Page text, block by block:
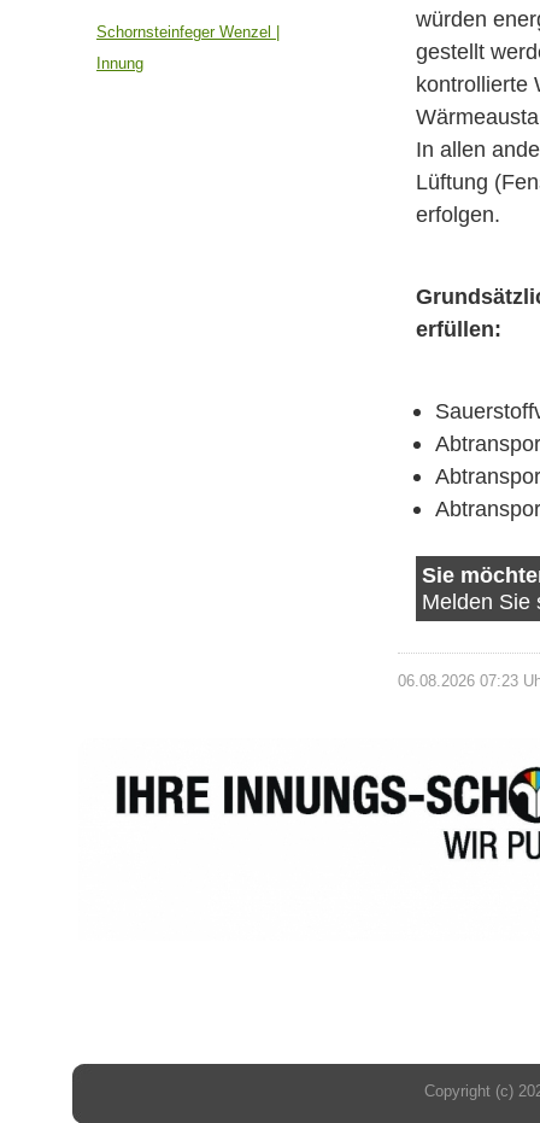
würden
gestellt
kontrollierte
In allen
Lüftung
erfolgen.
erfüllen:
Sie
Melden Sie
06.08.2026 07:23
Schornsteinfeger Wenzel |
Innung
Copyright (c)